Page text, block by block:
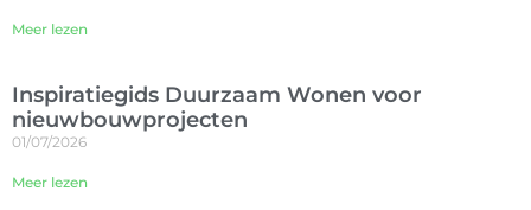
Meer lezen
Inspiratiegids Duurzaam Wonen voor
nieuwbouwprojecten
01/07/2026
Meer lezen